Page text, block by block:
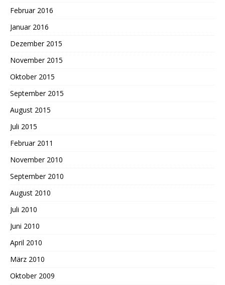
Februar 2016
Januar 2016
Dezember 2015
November 2015
Oktober 2015
September 2015
August 2015
Juli 2015
Februar 2011
November 2010
September 2010
August 2010
Juli 2010
Juni 2010
April 2010
März 2010
Oktober 2009